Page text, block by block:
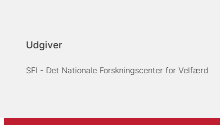
Udgiver
SFI - Det Nationale Forskningscenter for Velfærd